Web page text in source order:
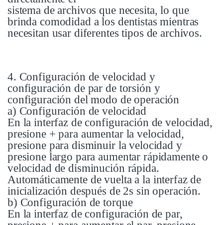
sistema de archivos que necesita, lo que
brinda comodidad a los dentistas mientras
necesitan usar diferentes tipos de archivos.
4. Configuración de velocidad y
configuración de par de torsión y
configuración del modo de operación
a) Configuración de velocidad
En la interfaz de configuración de velocidad,
presione + para aumentar la velocidad,
presione para disminuir la velocidad y
presione largo para aumentar rápidamente o
velocidad de disminución rápida.
Automáticamente de vuelta a la interfaz de
inicialización después de 2s sin operación.
b) Configuración de torque
En la interfaz de configuración de par,